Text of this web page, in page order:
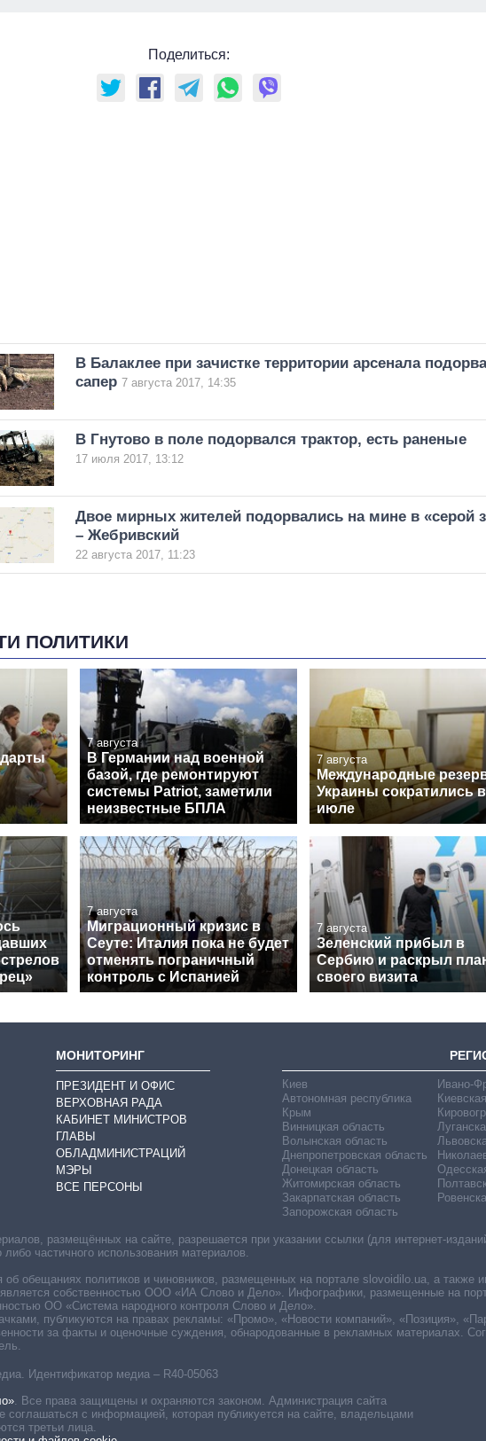
Поделиться:
В Балаклее при зачистке территории арсенала
сапер 7 августа 2017, 14:35
В Гнутово в поле подорвался трактор, есть раненые
17 июля 2017, 13:12
Двое мирных жителей подорвались на мине в «серой
– Жебривский
22 августа 2017, 11:23
ПОЛИТИКИ
7 августа
В Германии над военной
базой, где ремонтируют
системы Patriot, заметили
неизвестные БПЛА
7 августа
Международные
Украины сократились в
июле
7 августа
Миграционный кризис в
Сеуте: Италия пока не будет
отменять пограничный
контроль с Испанией
7 августа
Зеленский прибыл в
Сербию и раскрыл
своего визита
МОНИТОРИНГ
ПРЕЗИДЕНТ И ОФИС
ВЕРХОВНАЯ РАДА
КАБИНЕТ МИНИСТРОВ
ГЛАВЫ
ОБЛАДМИНИСТРАЦИЙ
МЭРЫ
ВСЕ ПЕРСОНЫ
Киев
Автономная республика
Крым
Винницкая область
Волынская область
Днепропетровская область
Донецкая область
Житомирская область
Закарпатская область
Запорожская область
Ивано-
Идентификатор медиа – R40-05063
. Все права защищены и охраняются законом. Администрация сайта
соглашаться с информацией, которая публикуется на сайте, владельцами
третьи лица.
размещённых на сайте, разрешается при указании ссылки (для интернет-
либо частичного использования материалов.
обещаниях политиков и чиновников, размещенных на портале slovoidilo.ua, а также
собственностью ООО «ИА Слово и Дело». Инфографики, размещенные на
ОО «Система народного контроля Слово и Дело».
публикуются на правах рекламы: «Промо», «Новости компаний», «Позиция»,
за факты и оценочные суждения, обнародованные в рекламных материалах.